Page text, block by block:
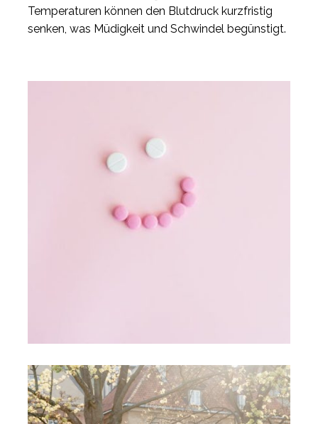
Temperaturen können den Blutdruck kurzfristig
senken, was Müdigkeit und Schwindel begünstigt.